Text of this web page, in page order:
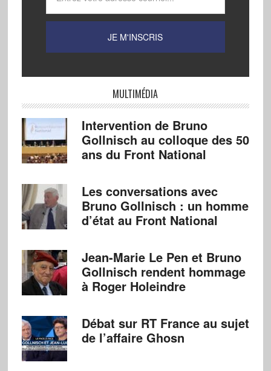
MULTIMÉDIA
Intervention de Bruno
Gollnisch au colloque des 50
ans du Front National
Les conversations avec
Bruno Gollnisch : un homme
d’état au Front National
Jean-Marie Le Pen et Bruno
Gollnisch rendent hommage
à Roger Holeindre
Débat sur RT France au sujet
de l’affaire Ghosn